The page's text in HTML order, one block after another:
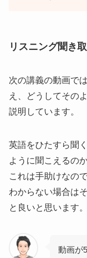
リスニング聞き
次の講義の動画で
え、どうしてその
説明しています。
英語をひたすら聞
ように聞こえるの
これは手助けなの
わからない場合は
と良いと思います。
動画が